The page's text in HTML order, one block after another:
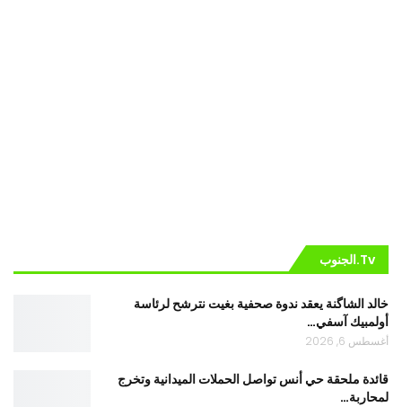
Tv.الجنوب
خالد الشاگنة يعقد ندوة صحفية بغيت نترشح لرئاسة
أولمبيك آسفي…
أغسطس 6, 2026
قائدة ملحقة حي أنس تواصل الحملات الميدانية وتخرج
لمحاربة…